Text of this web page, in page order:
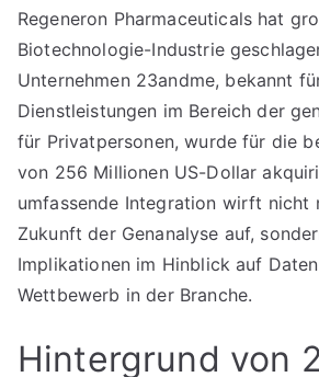
Regeneron Pharmaceuticals hat
Biotechnologie-Industrie
Unternehmen 23andme, bekannt
Dienstleistungen im Bereich der
für Privatpersonen, wurde für die
von 256 Millionen US-Dollar
umfassende Integration wirft nicht
Zukunft der Genanalyse auf,
Implikationen im Hinblick auf
Wettbewerb in der Branche.
Hintergrund von